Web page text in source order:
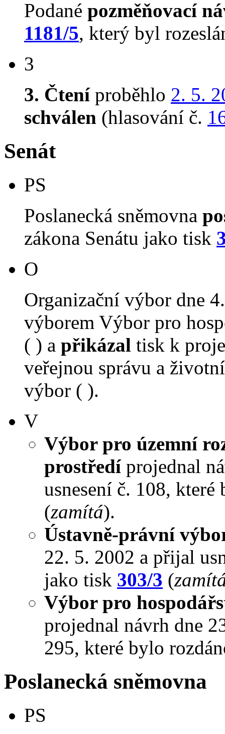
Podané pozměňovací
1181/5, který byl
3
3. Čteníproběhlo 2. 5.
schválen (hlasování č.
Senát
PS
Poslanecká sněmovna
zákona Senátu jako tisk
O
Organizační výbor dne
výborem Výbor pro
( ) a přikázal tisk k
veřejnou správu a
výbor ( ).
V
Výbor pro územní
prostředíprojednal
usnesení č. 108,
(zamítá).
Ústavně-právní
22. 5. 2002 a přijal
jako tisk 303/3 (
Výbor pro
projednal návrh dne
295, které bylo
Poslanecká sněmovna
PS